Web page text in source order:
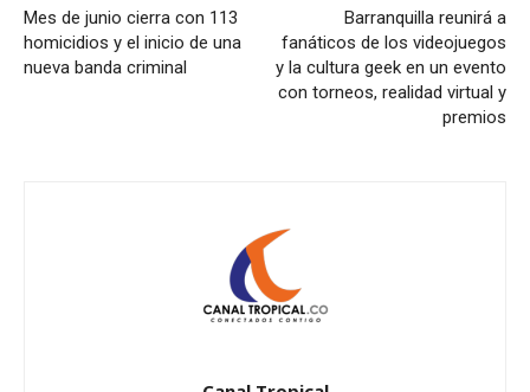
Mes de junio cierra con 113
homicidios y el inicio de una
nueva banda criminal
Barranquilla reunirá a
fanáticos de los videojuegos
y la cultura geek en un evento
con torneos, realidad virtual y
premios